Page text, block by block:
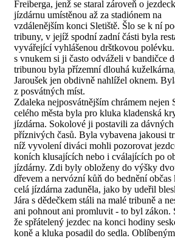
Freiberga, jenž se staral zároveň o
jízdárnu umístěnou až za stadiónem na
vzdálenějším konci Sletiště. Šlo se k ní
tribuny, v jejíž spodní zadní části byla
vyvářející vyhlášenou drštkovou
s vnukem si ji často odváželi v bandičce
tribunou byla přízemní dlouhá
Jaroušek jen obdivně nahlížel oknem.
z posvátných míst.
Zdaleka nejposvátnějším chrámem nejen
celého města byla pro kluka kladenská
jízdárna. Sokolové ji postavili za dávných
příznivých časů. Byla vybavena jakousi
níž vyvolení diváci mohli pozorovat
koních klusajících nebo i cválajících po
jízdárny. Zdi byly obloženy do výšky
dřevem a nervózní kůň do bednění občas
celá jízdárna zaduněla, jako by udeřil
Jára s dědečkem stáli na malé tribuně a
ani pohnout ani promluvit - to byl zákon.
že spřátelený jezdec na konci hodiny
koně a kluka posadil do sedla.